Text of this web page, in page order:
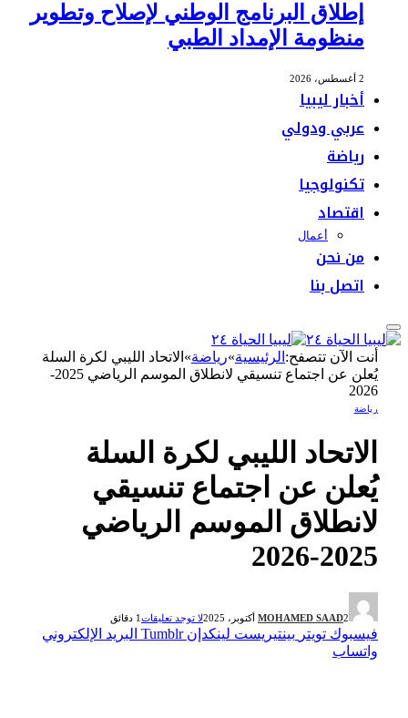
إطلاق البرنامج الوطني لإصلاح وتطوير
منظومة الإمداد الطبي
أخبار ليبيا
عربي ودولي
رياضة
تكنولوجيا
اقتصاد
أعمال
من نحن
اتصل بنا
أنت الآن تتصفح:الرئيسية»رياضة»الاتحاد الليبي لكرة السلة
يُعلن عن اجتماع تنسيقي لانطلاق الموسم الرياضي 2025-
2026
رياضة
الاتحاد الليبي لكرة السلة
يُعلن عن اجتماع تنسيقي
لانطلاق الموسم الرياضي
2025-2026
MOHAMED SAAD 2 أكتوبر، 2025 لا توجد تعليقات1 دقائق
فيسبوك تويتر بينتيريست لينكدإن Tumblr البريد الإلكتروني
واتساب